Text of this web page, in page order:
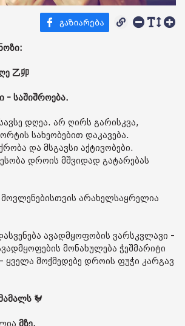
乙卯
- საშიშროება.
დღეა. არ ღირს გარისკვა,
სახეობებით დაკავება.
და მსგავსი აქტივობები.
დროის მშვიდად გატარებას
მოვლენებისთვის არახელსაყრელია
ავადმყოფობის ვარსკვლავი -
მონახულება ჭეშმარიტი
ყველა მოქმედებე დროის ფუჭი კარგავ
🐓
მზე.